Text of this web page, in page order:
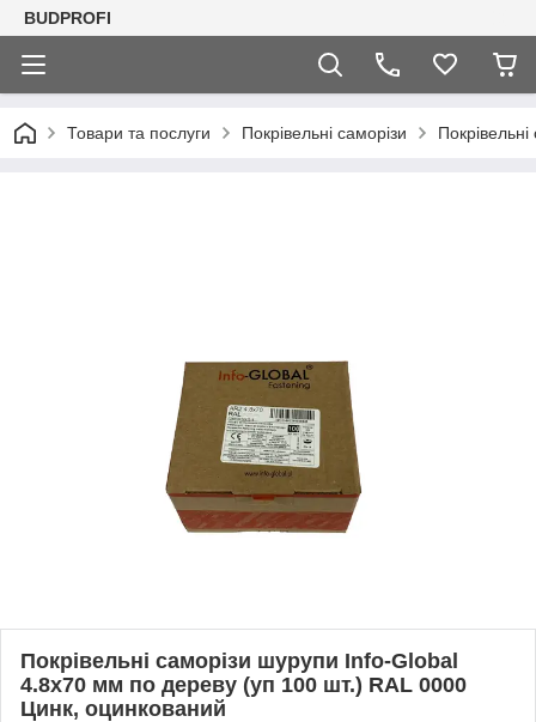
BUDPROFI
Товари та послуги Покрівельні саморізи
Покрівельні саморізи шурупи Info-Global
4.8х70 мм по дереву (уп 100 шт.) RAL 0000
Цинк, оцинкований